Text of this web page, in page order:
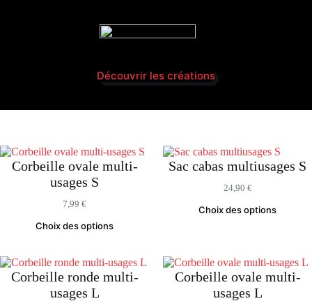
Découvrir les créations
Corbeille ovale multi-
usages S
7,99 €
Choix des options
Sac cabas multiusages S
24,90 €
Choix des options
Corbeille ronde multi-
usages L
Corbeille ovale multi-
usages L